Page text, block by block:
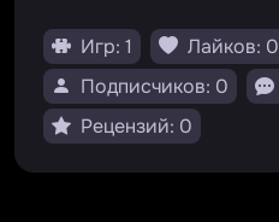
Игр: 1
Лайков: 0
Подписчиков: 0
Рецензий: 0